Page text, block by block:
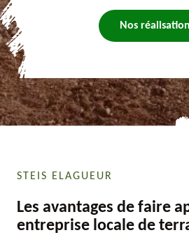
Nos
STEIS ELAGUEUR
Les avantages de faire
entreprise locale de